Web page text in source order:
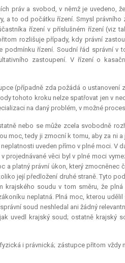
práv a svobod, v němž je uvedeno,
a to od počátku řízení. Smysl právního
řízení v příslušném řízení (viz
rozlišuje případy, kdy právní
podmínku řízení. Soudní řád správní v
zastoupení. V řízení o
(případně zda požádá o ustanovení
tohoto kroku nelze spatřovat jen v
na daný problém, v možné
nebo se může zcela svobodně
moc, tedy ji zmocní k tomu, aby za ni a
uveden přímo v plné moci. V
projednávané věci byl v plné moci
platný právní úkon, který zmocněnec
její předložení druhé straně. Tyto
krajského soudu v tom směru, že plná
neplatná. Plná moc, kterou udělil
soud neshledal ani žádný
uvedl krajský soud; ostatně krajský
i právnická; zástupce přitom vždy